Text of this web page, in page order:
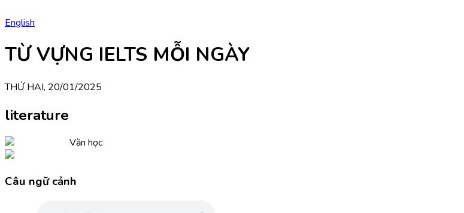
English
TỪ VỰNG IELTS MỖI NGÀY
THỨ HAI, 20/01/2025
literature
Văn học
Câu ngữ cảnh